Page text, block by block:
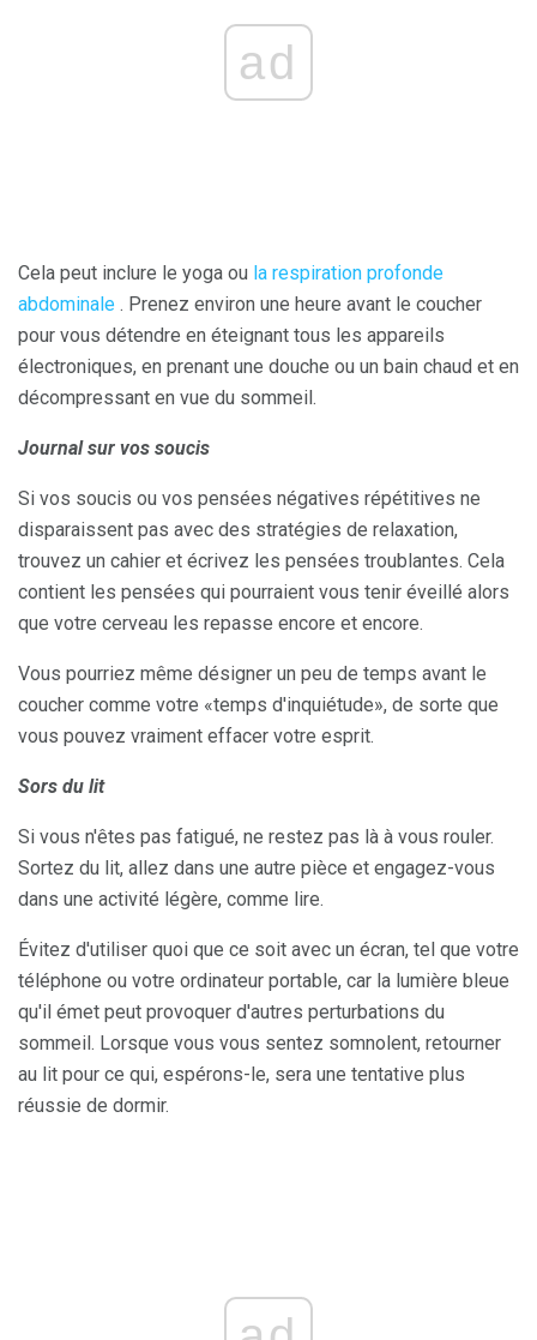
ad
Cela peut inclure le yoga ou la respiration profonde
abdominale . Prenez environ une heure avant le coucher
pour vous détendre en éteignant tous les appareils
électroniques, en prenant une douche ou un bain chaud et en
décompressant en vue du sommeil.
Journal sur vos soucis
Si vos soucis ou vos pensées négatives répétitives ne
disparaissent pas avec des stratégies de relaxation,
trouvez un cahier et écrivez les pensées troublantes. Cela
contient les pensées qui pourraient vous tenir éveillé alors
que votre cerveau les repasse encore et encore.
Vous pourriez même désigner un peu de temps avant le
coucher comme votre «temps d'inquiétude», de sorte que
vous pouvez vraiment effacer votre esprit.
Sors du lit
Si vous n'êtes pas fatigué, ne restez pas là à vous rouler.
Sortez du lit, allez dans une autre pièce et engagez-vous
dans une activité légère, comme lire.
Évitez d'utiliser quoi que ce soit avec un écran, tel que votre
téléphone ou votre ordinateur portable, car la lumière bleue
qu'il émet peut provoquer d'autres perturbations du
sommeil. Lorsque vous vous sentez somnolent, retourner
au lit pour ce qui, espérons-le, sera une tentative plus
réussie de dormir.